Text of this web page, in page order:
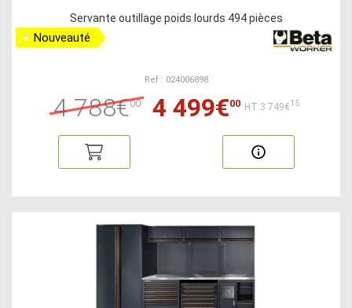
Servante outillage poids lourds 494 pièces
Nouveauté
Ref : 024006898
4 788€00 4 499€00 HT:3 749€15